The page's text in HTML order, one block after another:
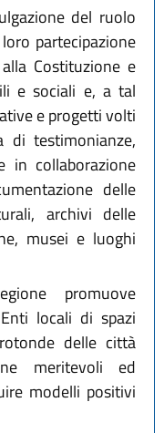
del ruolo
partecipazione
Costituzione e
e sociali e, a tal
e progetti volti
di testimonianze,
in collaborazione
delle
archivi delle
musei e luoghi
promuove
locali di spazi
delle città
meritevoli ed
modelli positivi